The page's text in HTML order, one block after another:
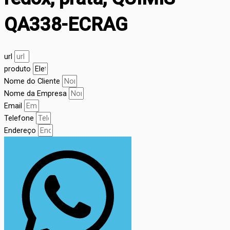
QA338-ECRAG
url
produto
Nome do Cliente
Nome da Empresa
Email
Telefone
Endereço